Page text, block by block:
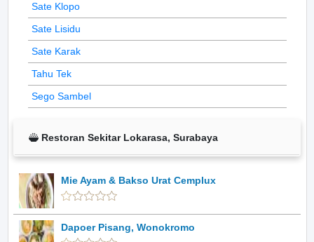
Sate Klopo
Sate Lisidu
Sate Karak
Tahu Tek
Sego Sambel
Restoran Sekitar Lokarasa, Surabaya
Mie Ayam & Bakso Urat Cemplux
Dapoer Pisang, Wonokromo